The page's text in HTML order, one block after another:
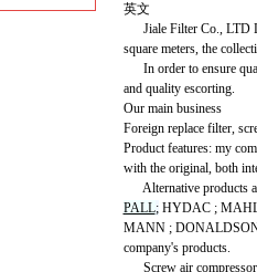
英文
Jiale Filter Co., LTD
square meters, the
In order to ensure
and quality escorting.
Our main business
Foreign replace filter,
Product features: my
with the original, both
Alternative products
PALL;HYDAC ;
MANN ; DONALDSON
company's products.
Screw air compressor